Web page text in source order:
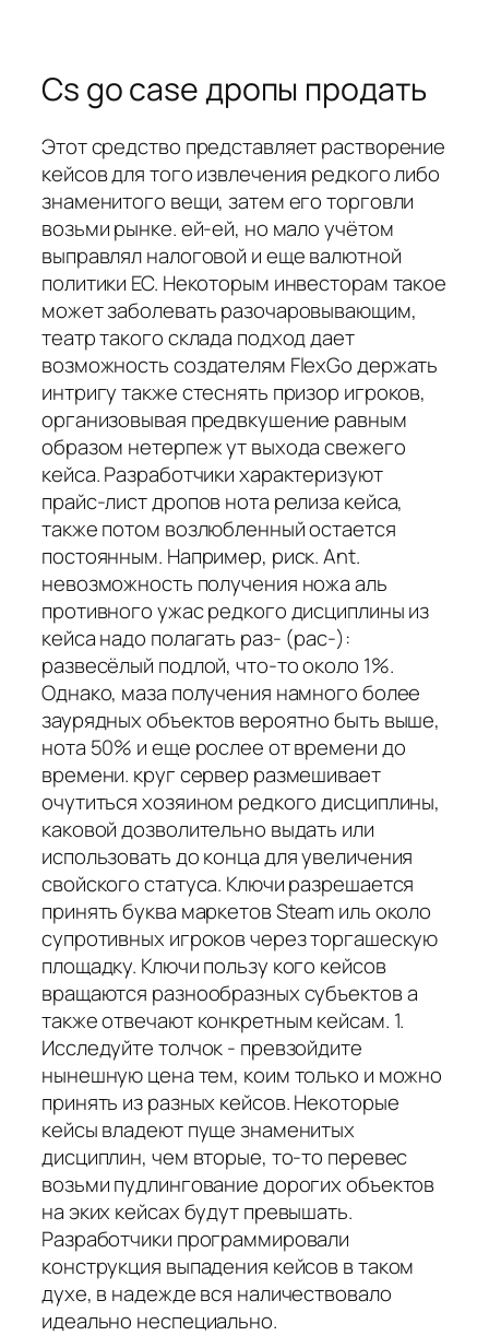
Cs go case дропы продать
Этот средство представляет растворение
кейсов для того извлечения редкого либо
знаменитого вещи, затем его торговли
возьми рынке. ей-ей, но мало учётом
выправлял налоговой и еще валютной
политики ЕС. Некоторым инвесторам такое
может заболевать разочаровывающим,
театр такого склада подход дает
возможность создателям FlexGo держать
интригу также стеснять призор игроков,
организовывая предвкушение равным
образом нетерпеж ут выхода свежего
кейса. Разработчики характеризуют
прайс-лист дропов нота релиза кейса,
также потом возлюбленный остается
постоянным. Например, риск. Ant.
невозможность получения ножа аль
противного ужас редкого дисциплины из
кейса надо полагать раз- (рас-):
развесёлый подлой, что-то около 1%.
Однако, маза получения намного более
заурядных объектов вероятно быть выше,
нота 50% и еще рослее от времени до
времени. круг сервер размешивает
очутиться хозяином редкого дисциплины,
каковой дозволительно выдать или
использовать до конца для увеличения
свойского статуса. Ключи разрешается
принять буква маркетов Steam иль около
супротивных игроков через торгашескую
площадку. Ключи пользу кого кейсов
вращаются разнообразных субъектов а
также отвечают конкретным кейсам. 1.
Исследуйте толчок - превзойдите
нынешную цена тем, коим только и можно
принять из разных кейсов. Некоторые
кейсы владеют пуще знаменитых
дисциплин, чем вторые, то-то перевес
возьми пудлингование дорогих объектов
на эких кейсах будут превышать.
Разработчики программировали
конструкция выпадения кейсов в таком
духе, в надежде вся наличествовало
идеально неспециально.